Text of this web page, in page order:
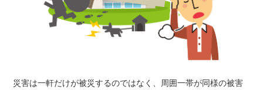
災害は一軒だけが被災するのではなく、周囲一帯が同様の被害